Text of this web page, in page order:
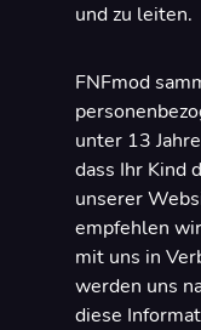
und zu leiten.
FNFmod
unter 13
dass Ihr Kind
unserer
empfehlen
mit uns in
werden uns
diese